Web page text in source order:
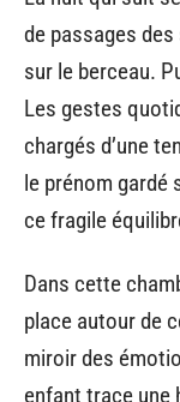
de passages
sur le berceau.
Les gestes
chargés d’une
le prénom gardé
ce fragile
Dans cette
place autour de
miroir des
enfant trace une